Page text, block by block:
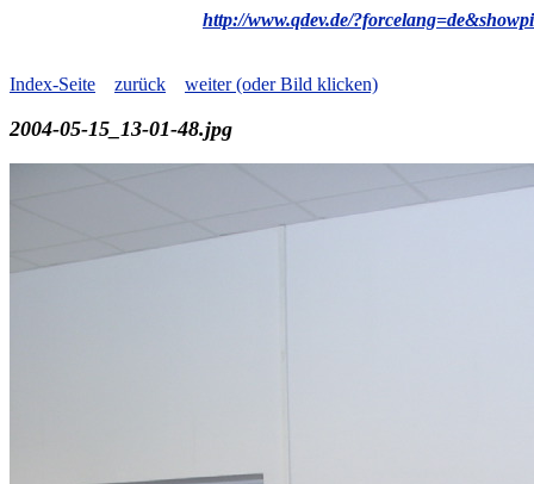
http://www.qdev.de/
Index-Seite zurück weiter (oder Bild klicken)
2004-05-15_13-01-48.jpg